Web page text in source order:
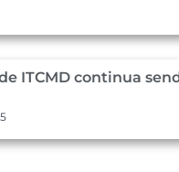
ITCMD continua